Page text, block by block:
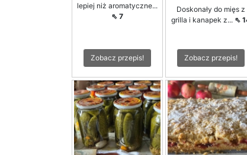
lepiej niż aromatyczne...
⇖ 7
Zobacz przepis!
Doskonały do mięs z
grilla i kanapek z... ⇖
Zobacz przepis!